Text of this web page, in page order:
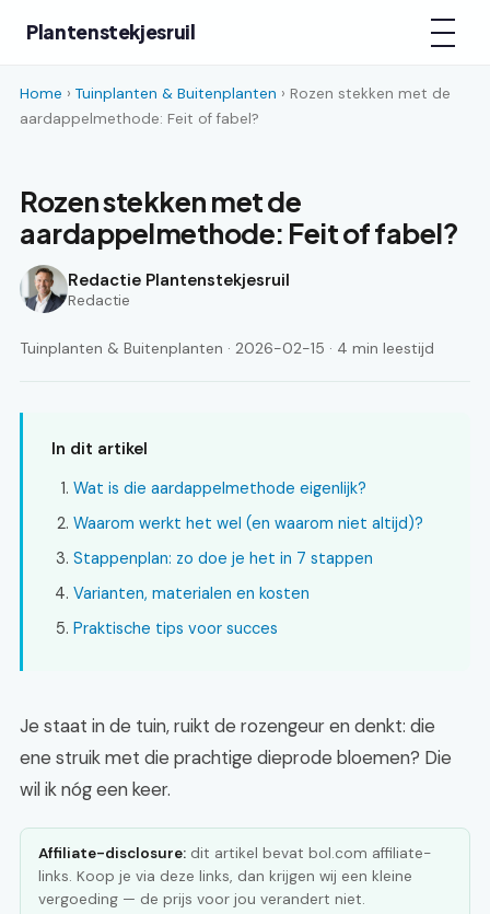
Plantenstekjesruil
Home › Tuinplanten & Buitenplanten › Rozen stekken met de
aardappelmethode: Feit of fabel?
Rozen stekken met de
aardappelmethode: Feit of fabel?
Redactie Plantenstekjesruil
Redactie
Tuinplanten & Buitenplanten · 2026-02-15 · 4 min leestijd
In dit artikel
Wat is die aardappelmethode eigenlijk?
Waarom werkt het wel (en waarom niet altijd)?
Stappenplan: zo doe je het in 7 stappen
Varianten, materialen en kosten
Praktische tips voor succes
Je staat in de tuin, ruikt de rozengeur en denkt: die
ene struik met die prachtige dieprode bloemen? Die
wil ik nóg een keer.
Affiliate-disclosure: dit artikel bevat bol.com affiliate-
links. Koop je via deze links, dan krijgen wij een kleine
vergoeding — de prijs voor jou verandert niet.